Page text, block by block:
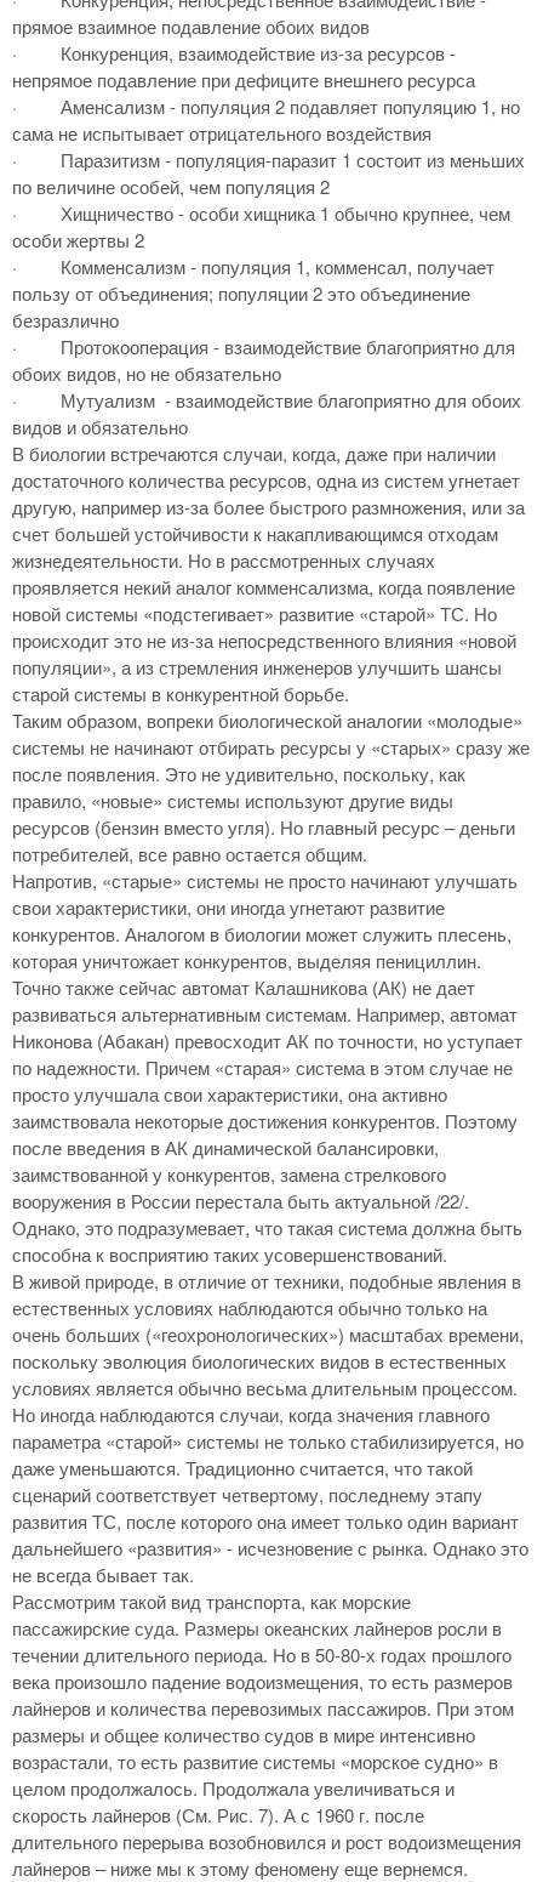
прямое взаимное подавление обоих видов
·
Конкуренция, взаимодействие из-за ресурсов -
непрямое подавление при дефиците внешнего ресурса
·
Аменсализм - популяция 2 подавляет популяцию 1, но
сама не испытывает отрицательного воздействия
·
Паразитизм - популяция-паразит 1 состоит из меньших
по величине особей, чем популяция 2
·
Хищничество - особи хищника 1 обычно крупнее, чем
особи жертвы 2
·
Комменсализм - популяция 1, комменсал, получает
пользу от объединения; популяции 2 это объединение
безразлично
·
Протокооперация - взаимодействие благоприятно для
обоих видов, но не обязательно
·
Мутуализм - взаимодействие благоприятно для обоих
видов и обязательно
В биологии встречаются случаи, когда, даже при наличии
достаточного количества ресурсов, одна из систем угнетает
другую, например из-за более быстрого размножения, или за
счет большей устойчивости к накапливающимся отходам
жизнедеятельности. Но в рассмотренных случаях
проявляется некий аналог комменсализма, когда появление
новой системы «подстегивает» развитие «старой» ТС. Но
происходит это не из-за непосредственного влияния «новой
популяции», а из стремления инженеров улучшить шансы
старой системы в конкурентной борьбе.
Таким образом, вопреки биологической аналогии «молодые»
системы не начинают отбирать ресурсы у «старых» сразу же
после появления. Это не удивительно, поскольку, как
правило, «новые» системы используют другие виды
ресурсов (бензин вместо угля). Но главный ресурс – деньги
потребителей, все равно остается общим.
Напротив, «старые» системы не просто начинают улучшать
свои характеристики, они иногда угнетают развитие
конкурентов. Аналогом в биологии может служить плесень,
которая уничтожает конкурентов, выделяя пенициллин.
Точно также сейчас автомат Калашникова (АК) не дает
развиваться альтернативным системам. Например, автомат
Никонова (Абакан) превосходит АК по точности, но уступает
по надежности. Причем «старая» система в этом случае не
просто улучшала свои характеристики, она активно
заимствовала некоторые достижения конкурентов. Поэтому
после введения в АК динамической балансировки,
заимствованной у конкурентов, замена стрелкового
вооружения в России перестала быть актуальной /22/.
Однако, это подразумевает, что такая система должна быть
способна к восприятию таких усовершенствований.
В живой природе, в отличие от техники, подобные явления в
естественных условиях наблюдаются обычно только на
очень больших («геохронологических») масштабах времени,
поскольку эволюция биологических видов в естественных
условиях является обычно весьма длительным процессом.
Но иногда наблюдаются случаи, когда значения главного
параметра «старой» системы не только стабилизируется, но
даже уменьшаются. Традиционно считается, что такой
сценарий соответствует четвертому, последнему этапу
развития ТС, после которого она имеет только один вариант
дальнейшего «развития» - исчезновение с рынка. Однако это
не всегда бывает так.
Рассмотрим такой вид транспорта, как морские
пассажирские суда. Размеры океанских лайнеров росли в
течении длительного периода. Но в 50-80-х годах прошлого
века произошло падение водоизмещения, то есть размеров
лайнеров и количества перевозимых пассажиров. При этом
размеры и общее количество судов в мире интенсивно
возрастали, то есть развитие системы «морское судно» в
целом продолжалось. Продолжала увеличиваться и
скорость лайнеров (См. Рис. 7). А с 1960 г. после
длительного перерыва возобновился и рост водоизмещения
лайнеров – ниже мы к этому феномену еще вернемся.